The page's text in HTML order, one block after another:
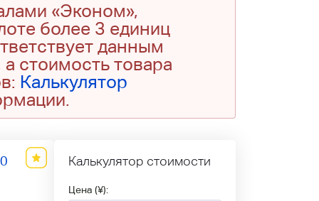
«Эконом»,
более 3 единиц
данным
стоимость товара
Калькулятор
Калькулятор стоимости
Цена (¥):